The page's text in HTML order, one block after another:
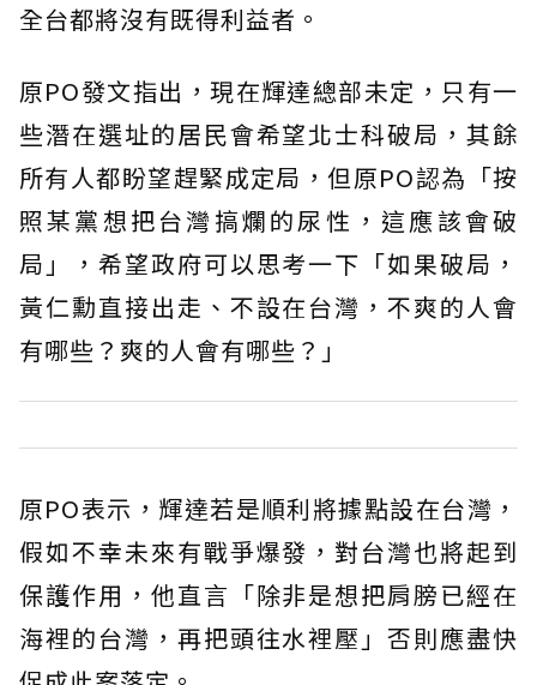
全台都將沒有既得利益者。
原PO發文指出，現在輝達總部未定，只有一
些潛在選址的居民會希望北士科破局，其餘
所有人都盼望趕緊成定局，但原PO認為「按
照某黨想把台灣搞爛的尿性，這應該會破
局」，希望政府可以思考一下「如果破局，
黃仁勳直接出走、不設在台灣，不爽的人會
有哪些？爽的人會有哪些？」
原PO表示，輝達若是順利將據點設在台灣，
假如不幸未來有戰爭爆發，對台灣也將起到
保護作用，他直言「除非是想把肩膀已經在
海裡的台灣，再把頭往水裡壓」否則應盡快